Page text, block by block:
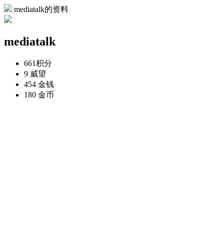
mediatalk的资料
mediatalk
661积分
9 威望
454 金钱
180 金币